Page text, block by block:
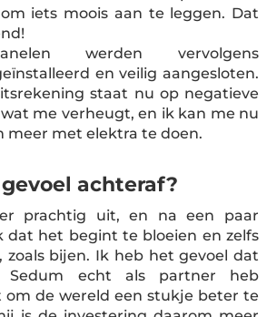
iets moois aan te leggen. Dat
werden vervolgens
en veilig aangesloten.
staat nu op negatieve
me verheugt, en ik kan me nu
meer met elektra te doen.
achteraf?
prachtig uit, en na een paar
dat het begint te bloeien en zelfs
zoals bijen. Ik heb het gevoel dat
echt als partner heb
om de wereld een stukje beter te